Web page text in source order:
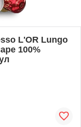
L'OR Lungo
100%